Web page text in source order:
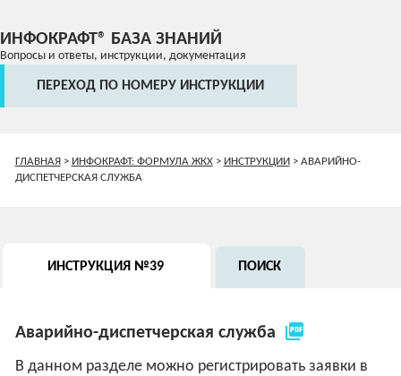
ИНФОКРАФТ® БАЗА ЗНАНИЙ
Вопросы и ответы, инструкции, документация
ПЕРЕХОД ПО НОМЕРУ ИНСТРУКЦИИ
ГЛАВНАЯ> ИНФОКРАФТ: ФОРМУЛА ЖКХ> ИНСТРУКЦИИ> АВАРИЙНО-
ДИСПЕТЧЕРСКАЯ СЛУЖБА
ИНСТРУКЦИЯ №39 ПОИСК
Аварийно-диспетчерская служба picture_as_pdf
В данном разделе можно регистрировать заявки в